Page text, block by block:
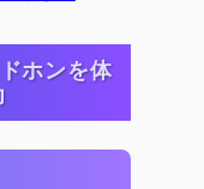
ホンを体